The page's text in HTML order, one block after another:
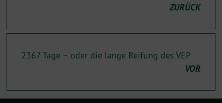
ZURÜCK
2367 Tage – oder die lange Reifung des VEP
VOR